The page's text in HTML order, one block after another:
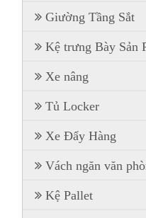
Giường Tầng Sắt
Kệ trưng Bày Sản
Xe nâng
Tủ Locker
Xe Đẩy Hàng
Vách ngăn văn
Kệ Pallet